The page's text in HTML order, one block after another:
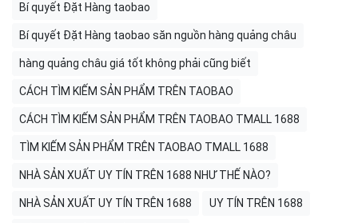
Bí quyết Đặt Hàng taobao
Bí quyết Đặt Hàng taobao săn nguồn hàng quảng châu
hàng quảng châu giá tốt không phải cũng biết
CÁCH TÌM KIẾM SẢN PHẨM TRÊN TAOBAO
CÁCH TÌM KIẾM SẢN PHẨM TRÊN TAOBAO TMALL 1688
TÌM KIẾM SẢN PHẨM TRÊN TAOBAO TMALL 1688
NHÀ SẢN XUẤT UY TÍN TRÊN 1688 NHƯ THẾ NÀO?
NHÀ SẢN XUẤT UY TÍN TRÊN 1688 UY TÍN TRÊN 1688